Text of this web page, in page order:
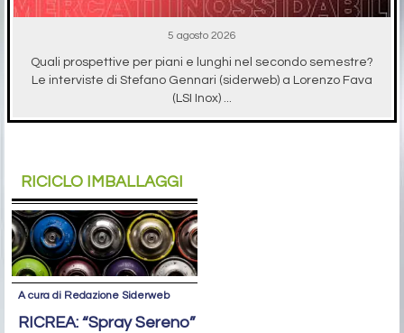
5 agosto 2026
Quali prospettive per piani e lunghi nel secondo semestre?
Le interviste di Stefano Gennari (siderweb) a Lorenzo Fava
(LSI Inox) ...
RICICLO IMBALLAGGI
A cura di Redazione Siderweb
RICREA: “Spray Sereno”